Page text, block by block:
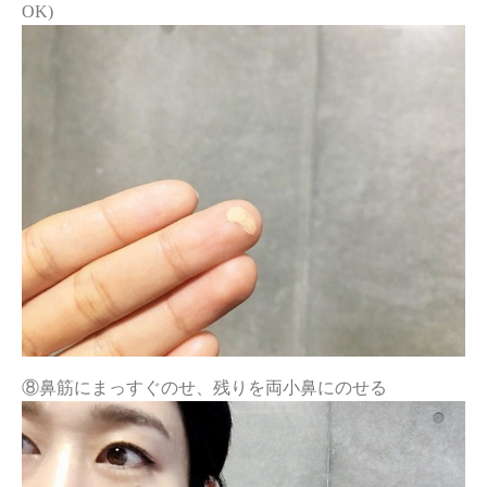
OK)
⑧鼻筋にまっすぐのせ、残りを両小鼻にのせる